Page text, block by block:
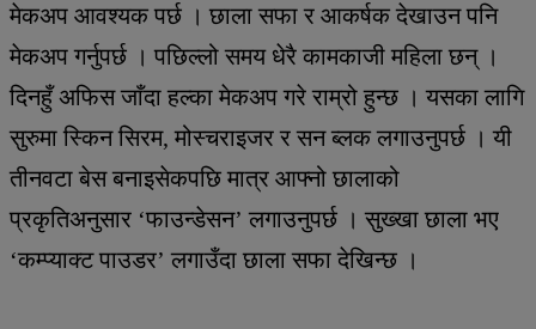
मेकअप आवश्यक पर्छ । छाला सफा र आकर्षक देखाउन पनि
मेकअप गर्नुपर्छ । पछिल्लो समय धेरै कामकाजी महिला छन् ।
दिनहुँ अफिस जाँदा हल्का मेकअप गरे राम्रो हुन्छ । यसका लागि
सुरुमा स्किन सिरम, मोस्चराइजर र सन ब्लक लगाउनुपर्छ । यी
तीनवटा बेस बनाइसेकपछि मात्र आफ्नो छालाको
प्रकृतिअनुसार ‘फाउन्डेसन’ लगाउनुपर्छ । सुख्खा छाला भए
‘कम्प्याक्ट पाउडर’ लगाउँदा छाला सफा देखिन्छ ।